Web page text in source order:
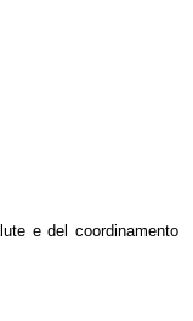
e del coordinamento